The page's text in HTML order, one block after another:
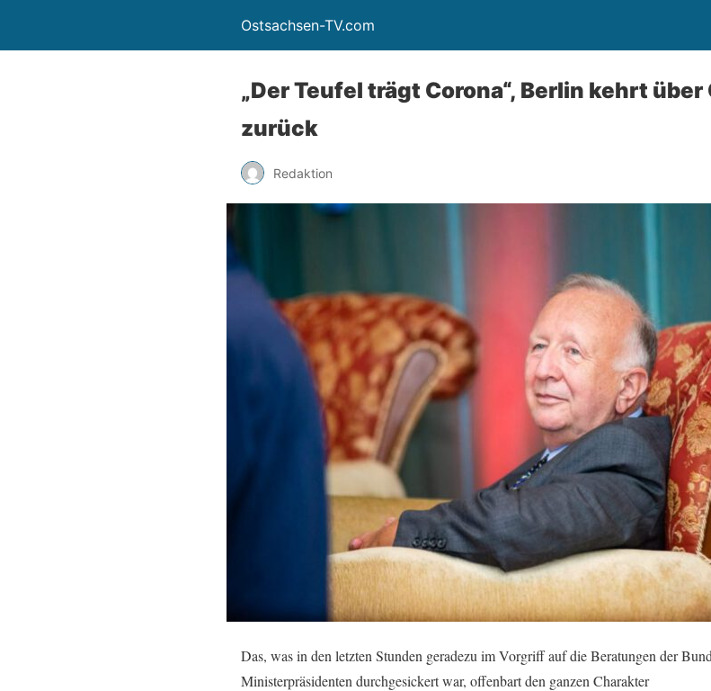
Ostsachsen-TV.com
„Der Teufel trägt Corona“, Berlin kehrt
zurück
Redaktion
Das, was in den letzten Stunden geradezu im Vorgriff auf die Beratungen der
Ministerpräsidenten durchgesickert war, offenbart den ganzen Charakter